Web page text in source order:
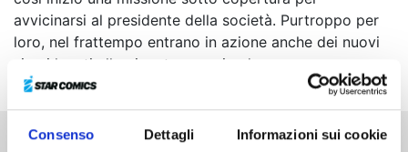
Consenso Dettagli Informazioni sui cookie
avvicinarsi al presidente della società. Purtroppo per
loro, nel frattempo entrano in azione anche dei nuovi
sicari legati alla gigantesca azienda...